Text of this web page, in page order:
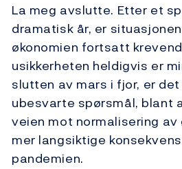
La meg avslutte. Etter et
dramatisk år, er
økonomien fortsatt
usikkerheten heldigvis er
slutten av mars i fjor, er
ubesvarte spørsmål, blant
veien mot normalisering av
mer langsiktige
pandemien.